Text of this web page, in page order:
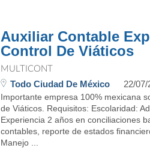
Auxiliar Contable
Control De Viáticos
MULTICONT
Todo Ciudad De México 22/07/
Importante empresa 100% mexicana
de Viáticos. Requisitos: Escolaridad:
Experiencia 2 años en conciliaciones
contables, reporte de estados
Manejo ...